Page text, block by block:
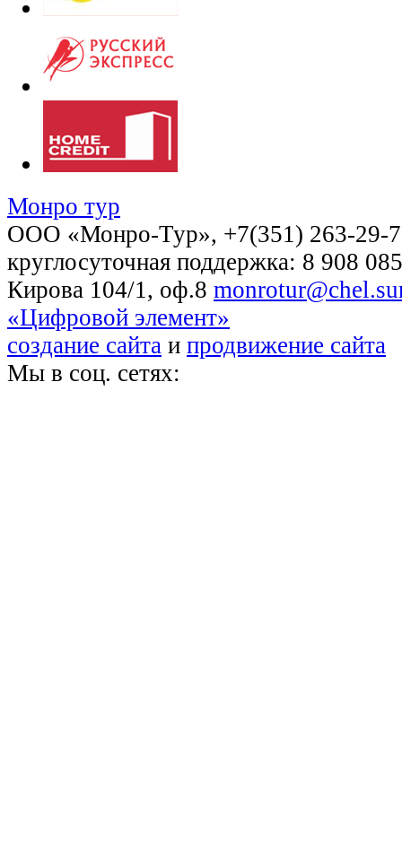
Монро тур
OOO «Монро-Тур», +7(351) 263-29-
круглосуточная поддержка: 8 908
Кирова 104/1, оф.8
«Цифровой элемент»
создание сайта и продвижение сайта
Мы в соц. сетях: